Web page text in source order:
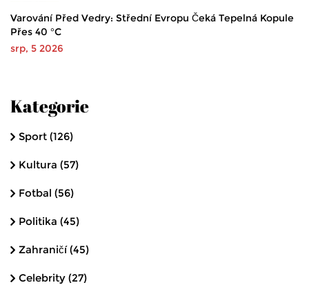
Varování Před Vedry: Střední Evropu Čeká Tepelná Kopule
Přes 40 °C
srp, 5 2026
Kategorie
Sport (126)
Kultura (57)
Fotbal (56)
Politika (45)
Zahraničí(45)
Celebrity (27)